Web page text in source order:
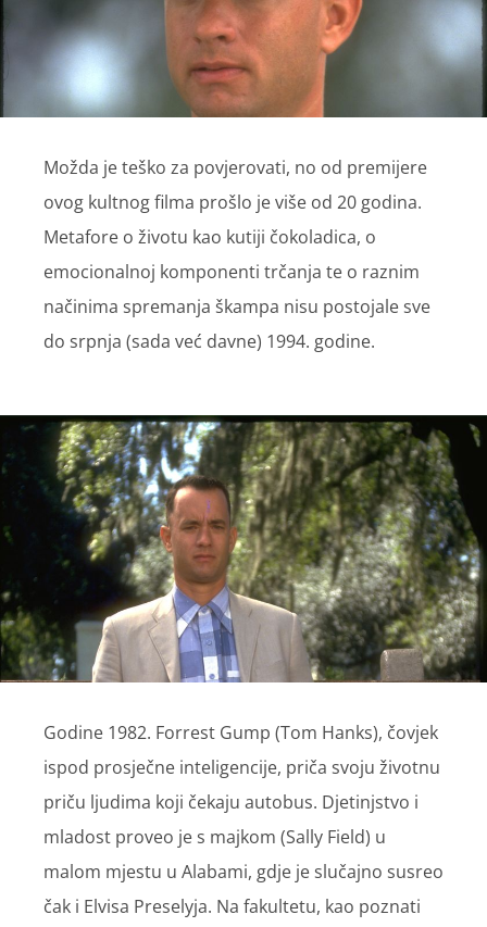
Možda je teško za povjerovati, no od premijere
ovog kultnog filma prošlo je više od 20 godina.
Metafore o životu kao kutiji čokoladica, o
emocionalnoj komponenti trčanja te o raznim
načinima spremanja škampa nisu postojale sve
do srpnja (sada već davne) 1994. godine.
Godine 1982. Forrest Gump (Tom Hanks), čovjek
ispod prosječne inteligencije, priča svoju životnu
priču ljudima koji čekaju autobus. Djetinjstvo i
mladost proveo je s majkom (Sally Field) u
malom mjestu u Alabami, gdje je slučajno susreo
čak i Elvisa Preselyja. Na fakultetu, kao poznati